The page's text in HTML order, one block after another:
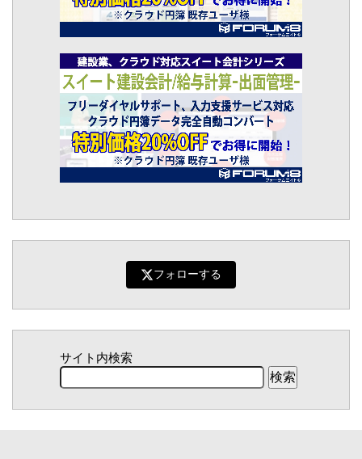
フォローする
サイト内検索